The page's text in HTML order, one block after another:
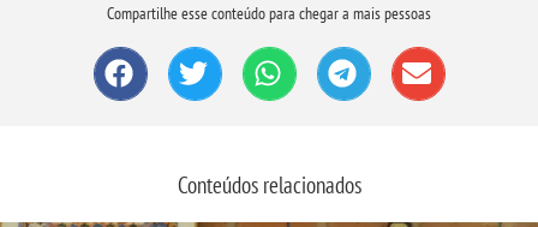
Compartilhe esse conteúdo para chegar a mais pessoas
Conteúdos relacionados